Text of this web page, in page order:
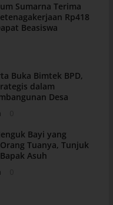
Sumarna Terima
Rp418
Beasiswa
Buka Bimtek BPD,
dalam
Desa
Bayi yang
Tuanya, Tunjuk
Asuh